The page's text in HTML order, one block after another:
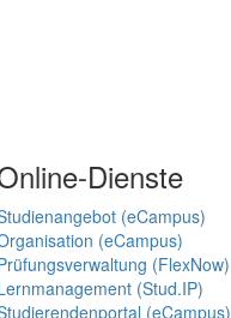
Dienste
(eCampus)
(eCampus)
(FlexNow)
(Stud.IP)
(eCampus)